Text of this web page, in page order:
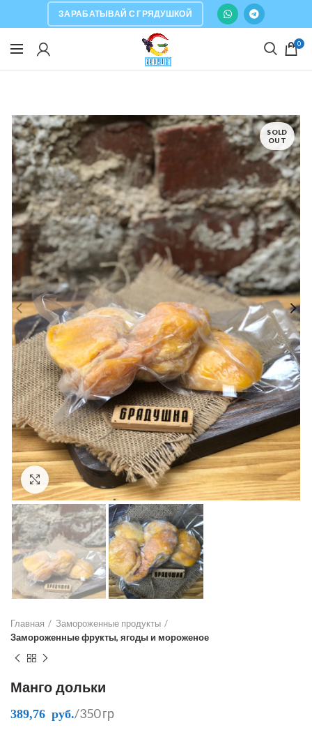
ЗАРАБАТЫВАЙ С ГРЯДУШКОЙ
0
SOLD
OUT
Click to enlarge
Главная
Замороженные продукты
Замороженные фрукты, ягоды и мороженое
Манго дольки
389,76 руб. /350 гр